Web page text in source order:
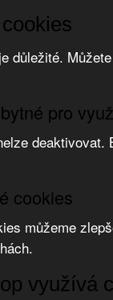
důležité.
pro
cookies
můžeme
využívá
Přeskočit na